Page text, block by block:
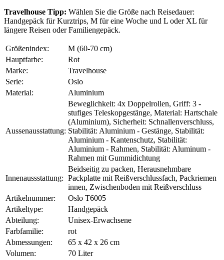
Travelhouse Tipp: Wählen Sie die Größe nach Reisedauer:
Handgepäck für Kurztrips, M für eine Woche und L oder XL für
längere Reisen oder Familiengepäck.
Größenindex:
M (60-70 cm)
Hauptfarbe:
Rot
Marke:
Travelhouse
Serie:
Oslo
Material:
Aluminium
Aussenausstattung:
Beweglichkeit: 4x Doppelrollen, Griff: 3 -
stufiges Teleskopgestänge, Material: Hartschale
(Aluminium), Sicherheit: Schnallenverschluss,
Stabilität: Aluminium - Gestänge, Stabilität:
Aluminium - Kantenschutz, Stabilität:
Aluminium - Rahmen, Stabilität: Aluminum -
Rahmen mit Gummidichtung
Innenaussstattung:
Beidseitig zu packen, Herausnehmbare
Packplatte mit Reißverschlussfach, Packriemen
innen, Zwischenboden mit Reißverschluss
Artikelnummer:
Oslo T6005
Artikeltype:
Handgepäck
Abteilung:
Unisex-Erwachsene
Farbfamilie:
rot
Abmessungen:
65 x 42 x 26 cm
Volumen:
70 Liter